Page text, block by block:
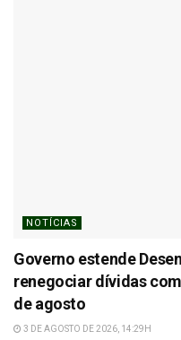
NOTÍCIAS
Governo estende
renegociar dívidas
de agosto
3 DE AGOSTO DE 2026, 14:29H